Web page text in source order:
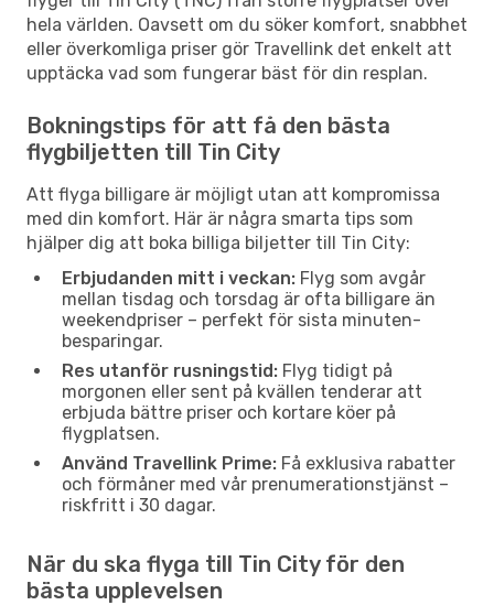
hela världen. Oavsett om du söker komfort, snabbhet
eller överkomliga priser gör Travellink det enkelt att
upptäcka vad som fungerar bäst för din resplan.
Bokningstips för att få den bästa
flygbiljetten till Tin City
Att flyga billigare är möjligt utan att kompromissa
med din komfort. Här är några smarta tips som
hjälper dig att boka billiga biljetter till Tin City:
Erbjudanden mitt i veckan: Flyg som avgår
mellan tisdag och torsdag är ofta billigare än
weekendpriser – perfekt för sista minuten-
besparingar.
Res utanför rusningstid: Flyg tidigt på
morgonen eller sent på kvällen tenderar att
erbjuda bättre priser och kortare köer på
flygplatsen.
Använd Travellink Prime: Få exklusiva rabatter
och förmåner med vår prenumerationstjänst –
riskfritt i 30 dagar.
När du ska flyga till Tin City för den
bästa upplevelsen